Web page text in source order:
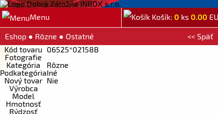
Menu Košík: 0 ks 0.00
<< Späť
Eshop ● Rôzne ● Ostatné
Kód tovaru 06525*02158B
Fotografie
Kategória
Rôzne
PodkategóriaIné
Nový tovar Nie
Výrobca
Model
Hmotnosť
Rýdzosť